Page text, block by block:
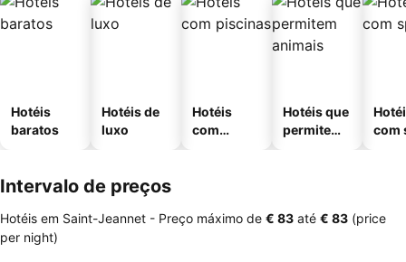
Hotéis
baratos
Hotéis de
luxo
Hotéis
com
Hotéis que
permitem
com
Intervalo de preços
Hotéis em Saint-Jeannet - Preço máximo de ‎€ 83 até ‎€ 83 (price
per night)